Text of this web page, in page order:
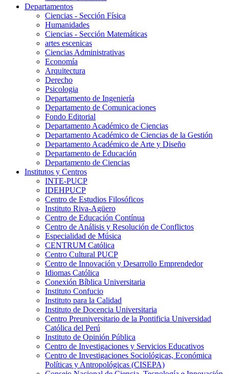
Departamentos
Ciencias - Sección Física
Humanidades
Ciencias - Sección Matemáticas
artes escenicas
Ciencias Administrativas
Economía
Arquitectura
Derecho
Psicologia
Departamento de Ingeniería
Departamento de Comunicaciones
Fondo Editorial
Departamento Académico de Ciencias
Departamento Académico de Ciencias de la Gestión
Departamento Académico de Arte y Diseño
Departamento de Educación
Departamento de Ciencias
Institutos y Centros
INTE-PUCP
IDEHPUCP
Centro de Estudios Filosóficos
Instituto Riva-Agüero
Centro de Educación Contínua
Centro de Análisis y Resolución de Conflictos
Especialidad de Música
CENTRUM Católica
Centro Cultural PUCP
Centro de Innovación y Desarrollo Emprendedor
Idiomas Católica
Conexión Bíblica Universitaria
Instituto Confucio
Instituto para la Calidad
Instituto de Docencia Universitaria
Centro Preuniversitario de la Pontificia Universidad
Católica del Perú
Instituto de Opinión Pública
Centro de Investigaciones y Servicios Educativos
Centro de Investigaciones Sociológicas, Económica
Políticas y Antropológicas (CISEPA)